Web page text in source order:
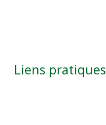
Liens pratiques